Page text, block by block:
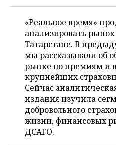
КОМУ ПРИНАДЛЕЖАТ
ТОРГОВЫЕ ЦЕНТРЫ
ТАТАРСТАНА
БЮДЖЕТ
ИНВЕСТИЦИИ
АГРОПРОМ
МАШИНОСТРОЕНИЕ
НЕФТЕХИМИЯ
НЕФТЬ
ОПК
ЭНЕРГЕТИКА
НОВОСТИ АВТО
БИЗНЕС
НОВОСТИ БИЗНЕСА
РОЗНИЧНАЯ ТОРГОВЛЯ
ТРАНСПОРТ
УСЛУГИ
ТЕХНОЛОГИИ
НОВОСТИ ТЕХНОЛОГИЙ
МЕДИА
ТЕЛЕКОММУНИКАЦИИ
МЕРОПРИЯТИЯ
НОВОСТИ МЕРОПРИЯТИЙ
ВЫЕЗДНАЯ РЕДАКЦИЯ
БИЗНЕС-БРАНЧИ
СПОРТ
НОВОСТИ СПОРТА
ФУТБОЛ
ОБЩЕСТВО
НОВОСТИ ОБЩЕСТВА
ФОТОГАЛЕРЕЯ
«Реальное время»
анализировать рынок
Татарстане. В
мы рассказывали об
рынке по премиям и
крупнейших
Сейчас
издания изучила
добровольного
жизни, финансовых
ДСАГО.